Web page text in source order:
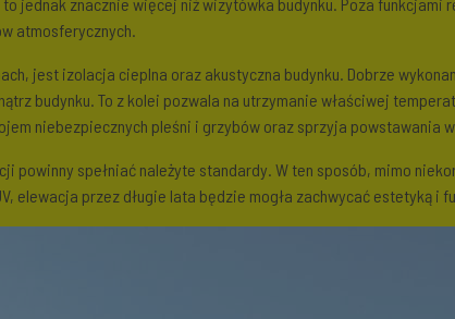
atmosferycznych.
jest izolacja cieplna oraz akustyczna budynku. Dobrze
budynku. To z kolei pozwala na utrzymanie właściwej
niebezpiecznych pleśni i grzybów oraz sprzyja powstawania
powinny spełniać należyte standardy. W ten sposób, mimo
elewacja przez długie lata będzie mogła zachwycać estetyką i